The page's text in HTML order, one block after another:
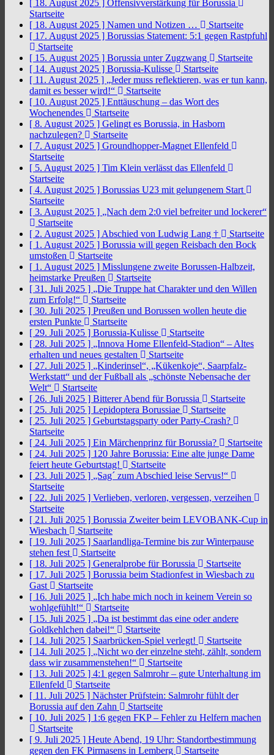
[ 18. August 2025 ] Offensivverstärkung für Borussia
Startseite
[ 18. August 2025 ] Namen und Notizen …
Startseite
[ 17. August 2025 ] Borussias Statement: 5:1 gegen Rastpfuhl
Startseite
[ 15. August 2025 ] Borussia unter Zugzwang
Startseite
[ 14. August 2025 ] Borussia-Kulisse
Startseite
[ 11. August 2025 ] „Jeder muss reflektieren, was er tun kann,
damit es besser wird!“
Startseite
[ 10. August 2025 ] Enttäuschung – das Wort des
Wochenendes
Startseite
[ 8. August 2025 ] Gelingt es Borussia, in Hasborn
nachzulegen?
Startseite
[ 7. August 2025 ] Groundhopper-Magnet Ellenfeld
Startseite
[ 5. August 2025 ] Tim Klein verlässt das Ellenfeld
Startseite
[ 4. August 2025 ] Borussias U23 mit gelungenem Start
Startseite
[ 3. August 2025 ] „Nach dem 2:0 viel befreiter und lockerer“
Startseite
[ 2. August 2025 ] Abschied von Ludwig Lang †
Startseite
[ 1. August 2025 ] Borussia will gegen Reisbach den Bock
umstoßen
Startseite
[ 1. August 2025 ] Misslungene zweite Borussen-Halbzeit,
heimstarke Preußen
Startseite
[ 31. Juli 2025 ] „Die Truppe hat Charakter und den Willen
zum Erfolg!“
Startseite
[ 30. Juli 2025 ] Preußen und Borussen wollen heute die
ersten Punkte
Startseite
[ 29. Juli 2025 ] Borussia-Kulisse
Startseite
[ 28. Juli 2025 ] „Innova Home Ellenfeld-Stadion“ – Altes
erhalten und neues gestalten
Startseite
[ 27. Juli 2025 ] „Kinderinsel“, „Kükenkoje“, Saarpfalz-
Werkstatt“ und der Fußball als „schönste Nebensache der
Welt“
Startseite
[ 26. Juli 2025 ] Bitterer Abend für Borussia
Startseite
[ 25. Juli 2025 ] Lepidoptera Borussiae
Startseite
[ 25. Juli 2025 ] Geburtstagsparty oder Party-Crash?
Startseite
[ 24. Juli 2025 ] Ein Märchenprinz für Borussia?
Startseite
[ 24. Juli 2025 ] 120 Jahre Borussia: Eine alte junge Dame
feiert heute Geburtstag!
Startseite
[ 23. Juli 2025 ] „Sag´ zum Abschied leise Servus!“
Startseite
[ 22. Juli 2025 ] Verlieben, verloren, vergessen, verzeihen
Startseite
[ 21. Juli 2025 ] Borussia Zweiter beim LEVOBANK-Cup in
Wiesbach
Startseite
[ 19. Juli 2025 ] Saarlandliga-Termine bis zur Winterpause
stehen fest
Startseite
[ 18. Juli 2025 ] Generalprobe für Borussia
Startseite
[ 17. Juli 2025 ] Borussia beim Stadionfest in Wiesbach zu
Gast
Startseite
[ 16. Juli 2025 ] „Ich habe mich noch in keinem Verein so
wohlgefühlt!“
Startseite
[ 15. Juli 2025 ] „Da ist bestimmt das eine oder andere
Goldkehlchen dabei!“
Startseite
[ 14. Juli 2025 ] Saarbrücken-Spiel verlegt!
Startseite
[ 14. Juli 2025 ] „Nicht wo der einzelne steht, zählt, sondern
dass wir zusammenstehen!“
Startseite
[ 13. Juli 2025 ] 4:1 gegen Salmrohr – gute Unterhaltung im
Ellenfeld
Startseite
[ 11. Juli 2025 ] Nächster Prüfstein: Salmrohr fühlt der
Borussia auf den Zahn
Startseite
[ 10. Juli 2025 ] 1:6 gegen FKP – Fehler zu Helfern machen
Startseite
[ 9. Juli 2025 ] Heute Abend, 19 Uhr: Standortbestimmung
gegen den FK Pirmasens in Lemberg
Startseite